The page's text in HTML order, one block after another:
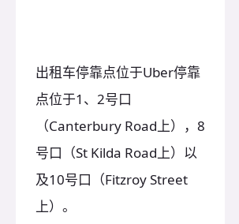
出租车停靠点位于Uber停靠
点位于1、2号口
（Canterbury Road上），8
号口（St Kilda Road上）以
及10号口（Fitzroy Street
上）。